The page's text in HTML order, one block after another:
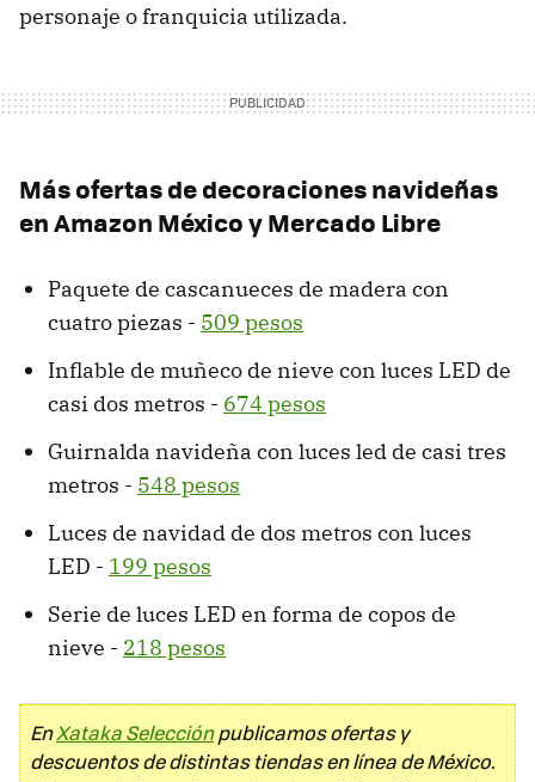
personaje o franquicia utilizada.
Más ofertas de decoraciones navideñas
en Amazon México y Mercado Libre
Paquete de cascanueces de madera con
cuatro piezas - 509 pesos
Inflable de muñeco de nieve con luces LED de
casi dos metros - 674 pesos
Guirnalda navideña con luces led de casi tres
metros - 548 pesos
Luces de navidad de dos metros con luces
LED - 199 pesos
Serie de luces LED en forma de copos de
nieve - 218 pesos
EnXataka Selecciónpublicamos ofertas y
descuentos de distintas tiendas en línea de México.